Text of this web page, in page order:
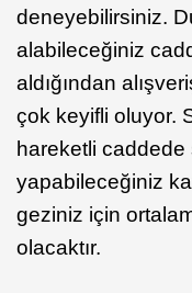
deneyebilirsiniz.
alabileceğiniz
aldığından
çok keyifli oluyor.
hareketli caddede
yapabileceğiniz
geziniz için
olacaktır.